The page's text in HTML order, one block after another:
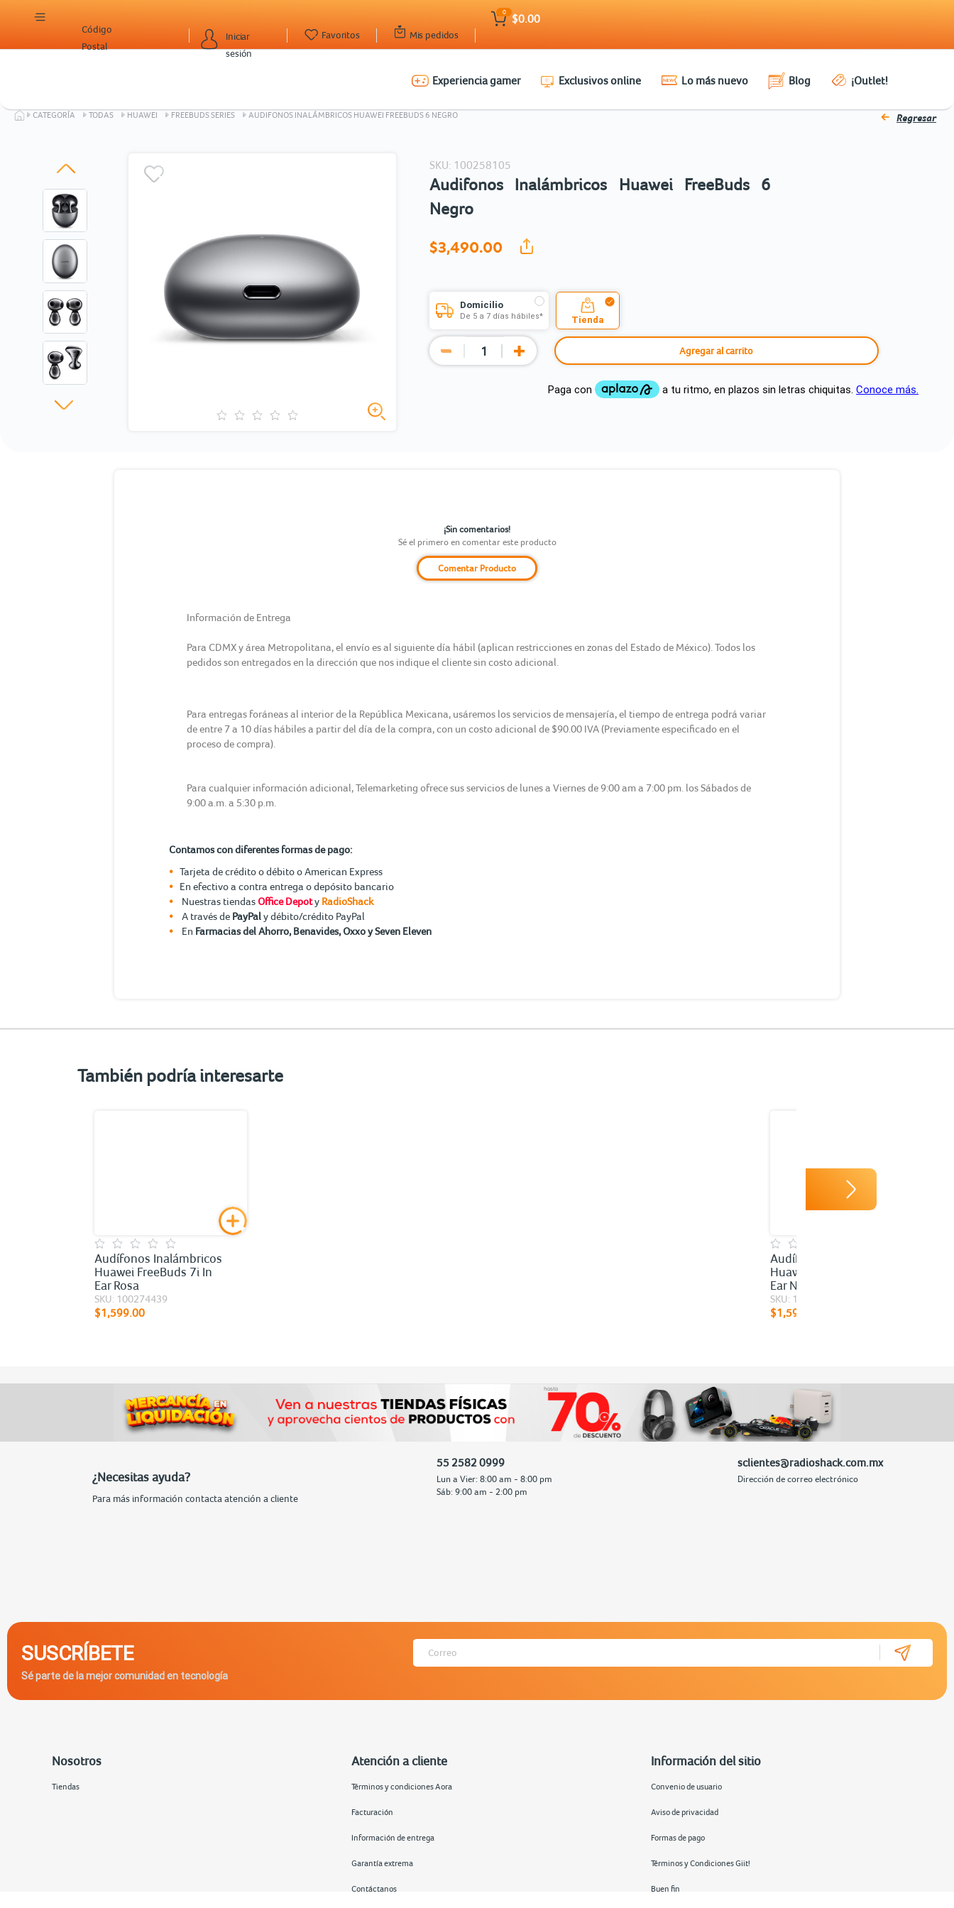
Iniciar
sesión
Código
Postal
Mis pedidos
Favoritos
0
$0.00
Experiencia gamer Exclusivos online Lo más nuevo Blog ¡Outlet!
CATEGORÍA TODAS HUAWEI FREEBUDS SERIES AUDIFONOS INALÁMBRICOS HUAWEI FREEBUDS 6 NEGRO Regresar
SKU: 100258105
Audifonos Inalámbricos Huawei FreeBuds 6
Negro
$3,490.00
Domicilio
De 5 a 7 días hábiles* Tienda
Agregar al carrito
Ingresar Codigo Postal
¡Sin comentarios!
Sé el primero en comentar este producto
Comentar Producto
Información de Entrega
Para CDMX y área Metropolitana, el envío es al siguiente día hábil (aplican restricciones en zonas del Estado de México). Todos los
pedidos son entregados en la dirección que nos indique el cliente sin costo adicional.
Para entregas foráneas al interior de la República Mexicana, usáremos los servicios de mensajería, el tiempo de entrega podrá variar
de entre 7 a 10 días hábiles a partir del día de la compra, con un costo adicional de $90.00 IVA (Previamente especificado en el
proceso de compra).
Para cualquier información adicional, Telemarketing ofrece sus servicios de lunes a Viernes de 9:00 am a 7:00 pm. los Sábados de
9:00 a.m. a 5:30 p.m.
Contamos con diferentes formas de pago:
Tarjeta de crédito o débito o American Express
En efectivo a contra entrega o depósito bancario
Nuestras tiendas Office Depoty RadioShack
A través de PayPaly débito/crédito PayPal
En Farmacias del Ahorro, Benavides, Oxxo y Seven Eleven
También podría interesarte
Audífonos Inalámbricos
Huawei FreeBuds 7i In
Ear Rosa
SKU: 100274439
$1,599.00
Audífonos Inalámbricos
Huawei FreeBuds 7i In
Ear Negro
SKU: 100274412
$1,599.00
¿Necesitas ayuda?
Para más información contacta atención a cliente
55 2582 0999
Lun a Vier: 8:00 am - 8:00 pm
Sáb: 9:00 am - 2:00 pm
sclientes@radioshack.com.mx
Dirección de correo electrónico
SUSCRÍBETE
Sé parte de la mejor comunidad en tecnología
Nosotros
Tiendas
Atención a cliente
Términos y condiciones Aora
Facturación
Información de entrega
Garantía extrema
Contáctanos
Información del sitio
Convenio de usuario
Aviso de privacidad
Formas de pago
Términos y Condiciones Giit!
Buen fin